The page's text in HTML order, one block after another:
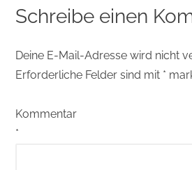
Schreibe einen
Deine E-Mail-Adresse wird nicht
Erforderliche Felder sind mit *
Kommentar
*